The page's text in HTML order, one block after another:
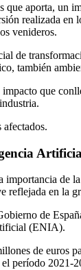
que aporta, un
realizada en
venideros.
de
también
que
afectados.
importancia de
reflejada en la
de
(ENIA).
de euros
período 2021-